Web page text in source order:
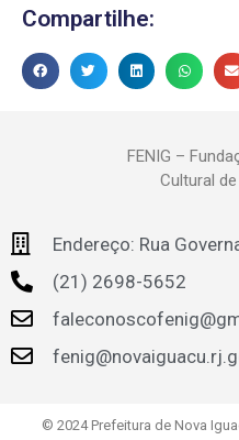
Compartilhe:
FENIG –
Cultural
Endereço: Rua
(21) 2698-5652
© 2024 Prefeitura de Nova